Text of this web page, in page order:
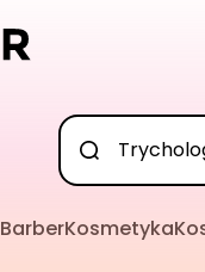
BarberKosmetyka